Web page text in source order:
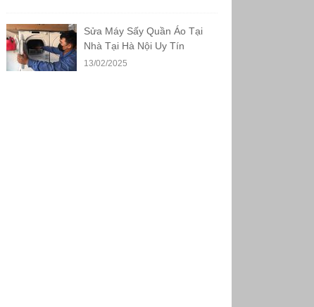
Sửa Máy Sấy Quần Áo Tại
Nhà Tại Hà Nội Uy Tín
13/02/2025